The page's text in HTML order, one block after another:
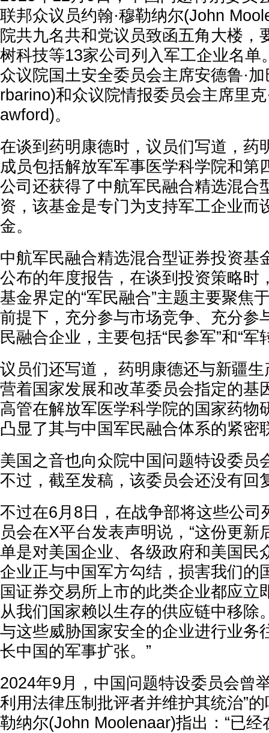
联邦众议员约翰·穆勒纳尔(John
院共九名共和党议员致函五角大楼，
树科技等13家公司列入军工企业名单
众议院国土安全委员会主席安德鲁·
rbarino)和众议院情报委员会主席里
awford)。
在谈到药明康德时，议员们写道，药
成员包括解放军军事医学科学院和第
公司还获得了中航军民融合精选混合
资，该基金是专门为支持军工企业而
金。
中航军民融合精选混合型证券投资基
公布的年度报告，在谈到投资策略时
基金界定的“军民融合”主题主要聚焦
前提下，充分参与市场竞争、充分参
民融合企业，主要包括“民参军”和“军
议员们还写道， 药明康德还与新疆
营着国家发展和改革委员会指定的基
高管在解放军医学科学院的国家药物
凸显了其与中国军民融合体系的紧密
美国之音也向众院中国问题特设委员
不过，截至发稿，该委员会还没有回
不过在6月8日，在战争部将这些公司
员会在X平台发表声明说，“这份更新
单是对美国企业、各级政府和美国民
企业正与中国军方勾结，损害我们的
国证券交易所上市的此类企业都应立
从我们国家赖以生存的供应链中移除
与这些威胁国家安全的企业进行业务
长中国的军事扩张。”
2024年9月，中国问题特设委员会曾
利用法律压制批评者并维护其统治”
勒纳尔(John Moolenaar)指出：“已